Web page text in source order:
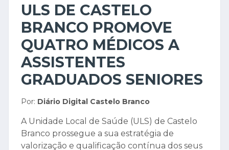
ULS DE CASTELO
BRANCO PROMOVE
QUATRO MÉDICOS A
ASSISTENTES
GRADUADOS SENIORES
Por: Diário Digital Castelo Branco
A Unidade Local de Saúde (ULS) de Castelo
Branco prossegue a sua estratégia de
valorização e qualificação contínua dos seus